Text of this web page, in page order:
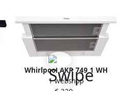
Whirlpool AKR 749 1 WH
Afzuigkap
1 webshop